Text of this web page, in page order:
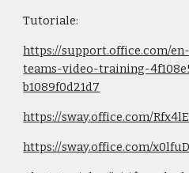
Tutoriale:
https://support.office.com/
teams-video-training-
b1089f0d21d7
https://sway.office.com/
https://sway.office.com/